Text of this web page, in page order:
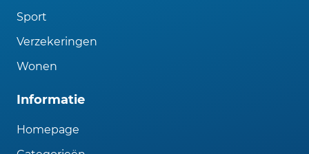
Sport
Verzekeringen
Wonen
Informatie
Homepage